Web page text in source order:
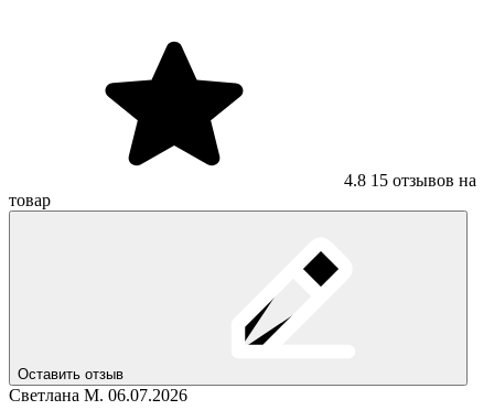
4.8 15 отзывов на
товар
Оставить отзыв
Светлана М. 06.07.2026